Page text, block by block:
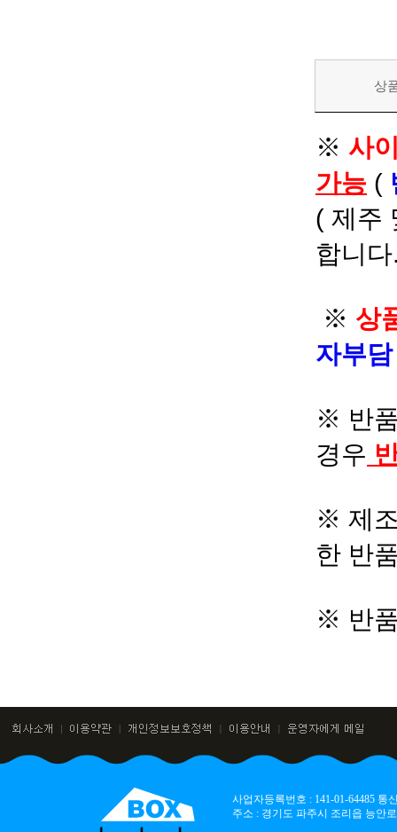
상
※ 사
가능 (
( 제주
합니
※ 상
자부
※ 반
경우
※ 제
한 반
※ 반
사업자등록번호 : 141-01-64485
주소 : 경기도 파주시 조리읍 능안